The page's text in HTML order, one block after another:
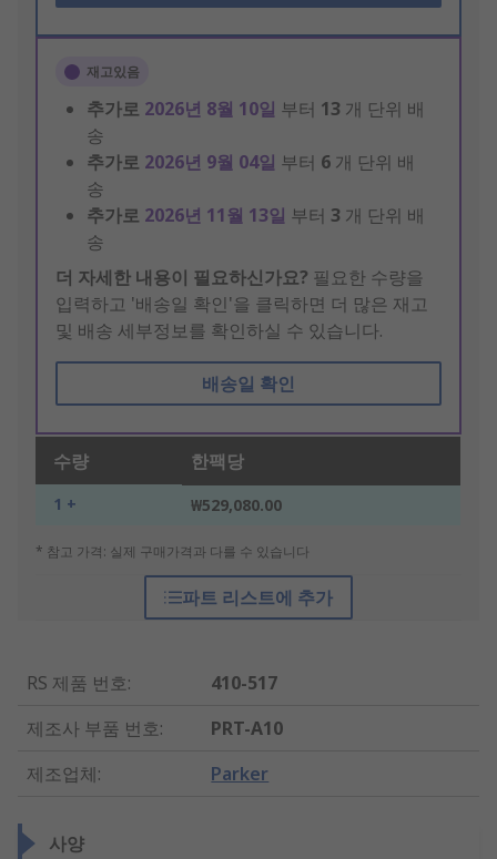
재고있음
추가로 2026년 8월 10일 부터 13 개 단위 배
송
추가로 2026년 9월 04일 부터 6 개 단위 배
송
추가로 2026년 11월 13일 부터 3 개 단위 배
송
더 자세한 내용이 필요하신가요? 필요한 수량을
입력하고 '배송일 확인'을 클릭하면 더 많은 재고
및 배송 세부정보를 확인하실 수 있습니다.
배송일 확인
수량 한팩당
1 + ₩529,080.00
* 참고 가격: 실제 구매가격과 다를 수 있습니다
파트 리스트에 추가
RS 제품 번호:
410-517
제조사 부품 번호:
PRT-A10
제조업체: Parker
사양